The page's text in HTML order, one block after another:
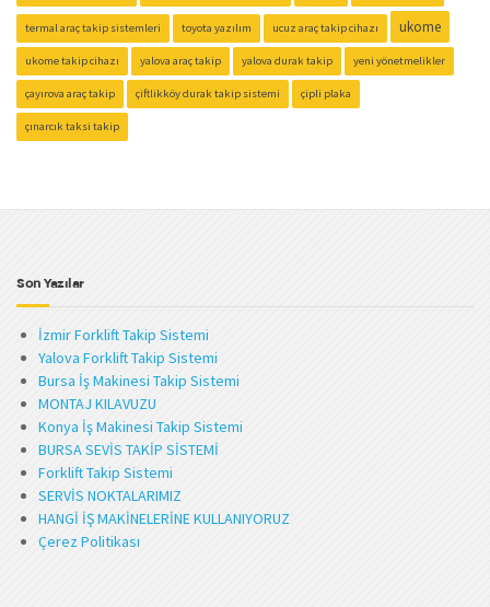
termal araç takip sistemleri toyota yazılım ucuz araç takip cihazı ukome
ukome takip cihazı yalova araç takip yalova durak takip yeni yönetmelikler
çayırova araç takip çiftlikköy durak takip sistemi çipli plaka
çınarcık taksi takip
Son Yazılar
İzmir Forklift Takip Sistemi
Yalova Forklift Takip Sistemi
Bursa İş Makinesi Takip Sistemi
MONTAJ KILAVUZU
Konya İş Makinesi Takip Sistemi
BURSA SEVİS TAKİP SİSTEMİ
Forklift Takip Sistemi
SERVİS NOKTALARIMIZ
HANGİ İŞ MAKİNELERİNE KULLANIYORUZ
Çerez Politikası